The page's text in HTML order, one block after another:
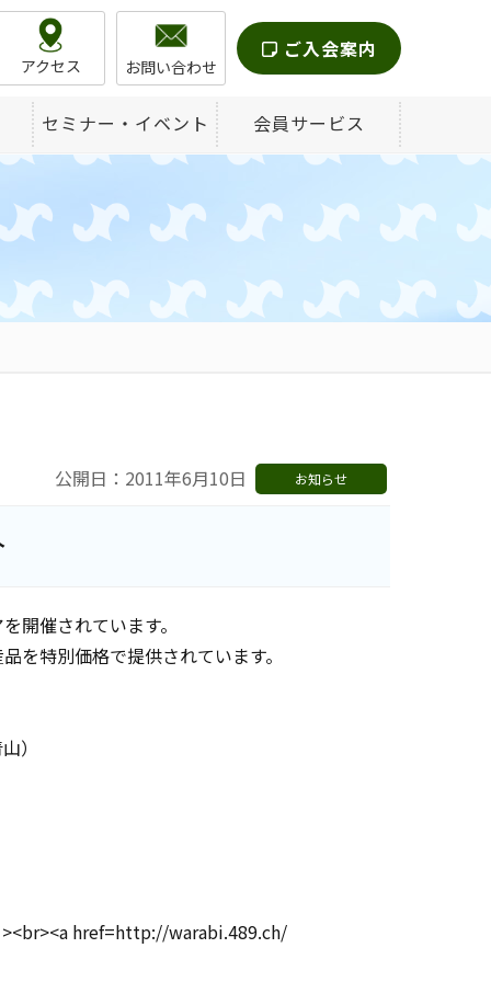
アクセス お問い合わせ
ご入会案内
セミナー・イベント 会員サービス
公開日：2011年6月10日 お知らせ
開催されています。
を特別価格で提供されています。
）
http://warabi.489.ch/